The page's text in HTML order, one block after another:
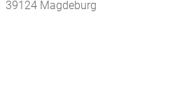
39124 Magdeburg